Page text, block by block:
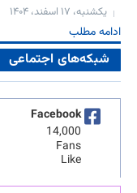
یکشنبه، ۱۷ اسفند، ۱۴۰۴
ادامه مطلب
شبکه‌های اجتماعی
Facebook
14,000
Fans
Like